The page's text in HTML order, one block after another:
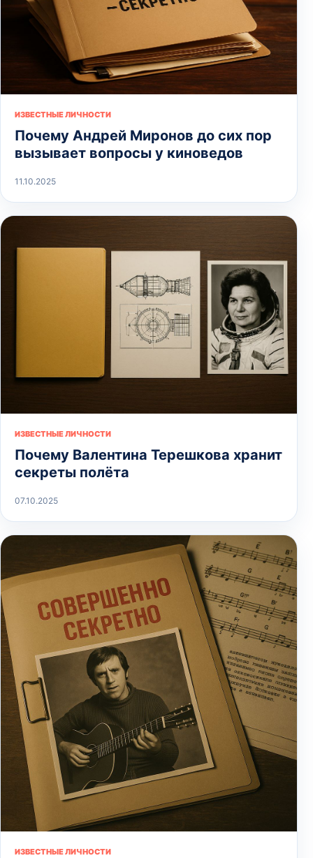
ИЗВЕСТНЫЕ ЛИЧНОСТИ
Почему Андрей Миронов до сих пор
вызывает вопросы у киноведов
11.10.2025
ИЗВЕСТНЫЕ ЛИЧНОСТИ
Почему Валентина Терешкова хранит
секреты полёта
07.10.2025
ИЗВЕСТНЫЕ ЛИЧНОСТИ